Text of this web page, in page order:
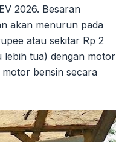
2026. Besaran
akan menurun pada
atau sekitar Rp 2
lebih tua) dengan motor
bensin secara